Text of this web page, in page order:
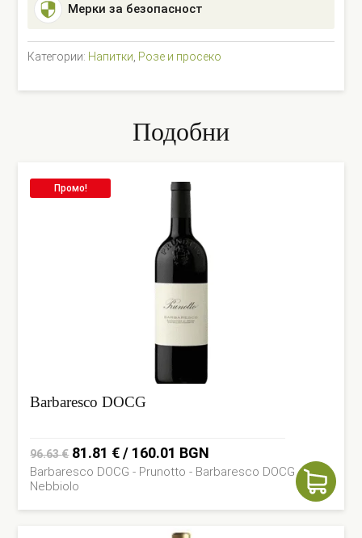
Мерки за безопасност
Категории: Напитки Розе и просеко
Подобни
Промо!
Barbaresco DOCG
96.63€ Original
price
was:
96.63 €.
81.81 € / 160.01 BGN
price
81.81 €.
Barbaresco DOCG - Prunotto - Barbaresco DOCG -
Nebbiolo